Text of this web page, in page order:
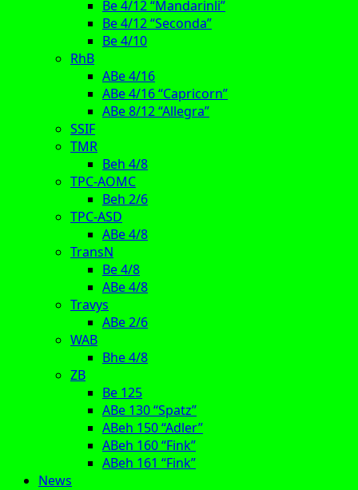
Be 4/12 “Mandarinli”
Be 4/12 “Seconda”
Be 4/10
RhB
ABe 4/16
ABe 4/16 “Capricorn”
ABe 8/12 “Allegra”
SSIF
TMR
Beh 4/8
TPC-AOMC
Beh 2/6
TPC-ASD
ABe 4/8
TransN
Be 4/8
ABe 4/8
Travys
ABe 2/6
WAB
Bhe 4/8
ZB
Be 125
ABe 130 “Spatz”
ABeh 150 “Adler”
ABeh 160 “Fink”
ABeh 161 “Fink”
News